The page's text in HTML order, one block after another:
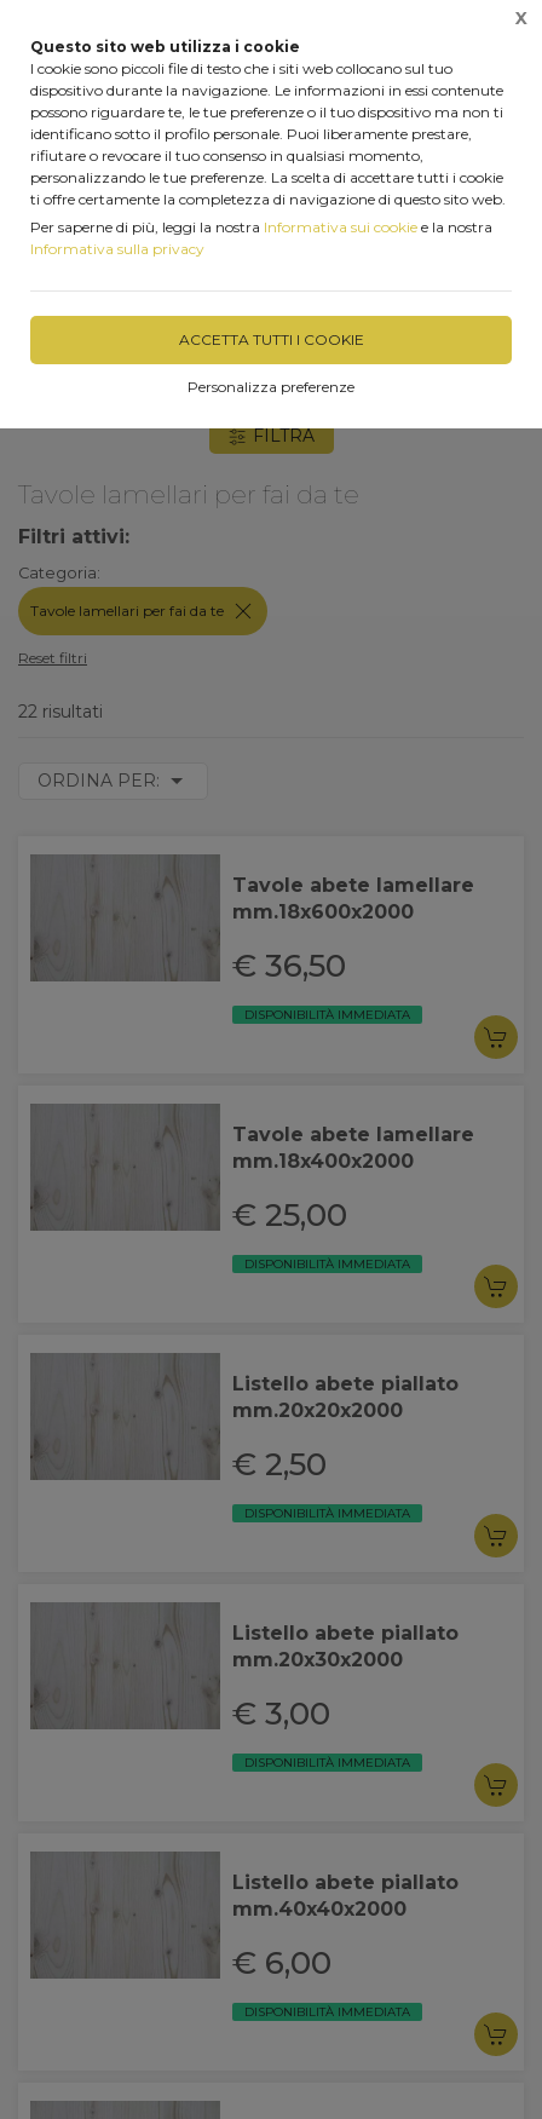
Questo sito web utilizza i cookie
I cookie sono piccoli file di testo che i siti web collocano sul tuo
dispositivo durante la navigazione. Le informazioni in essi contenute
possono riguardare te, le tue preferenze o il tuo dispositivo ma non ti
identificano sotto il profilo personale. Puoi liberamente prestare,
rifiutare o revocare il tuo consenso in qualsiasi momento,
personalizzando le tue preferenze. La scelta di accettare tutti i cookie
ti offre certamente la completezza di navigazione di questo sito web.
Per saperne di più, leggi la nostra Informativa sui cookie e la nostra
Informativa sulla privacy
ACCETTA TUTTI I COOKIE
Personalizza preferenze
X
Home Prodotti Tavole lamellari per fai da te
Tavole lamellari in legno massiccio di Abete a
lista unica, giuntura a pettine visibile solo nelle
Ideali come mensole, ripiani di mobili strutture di
armadi.
FILTRA
Tavole lamellari per fai da te
Filtri attivi:
Categoria:
Tavole lamellari per fai da te
Reset filtri
22 risultati
ORDINA PER:
Tavole abete lamellare
mm.18x600x2000
€ 36,50
DISPONIBILITÀ IMMEDIATA
Tavole abete lamellare
mm.18x400x2000
€ 25,00
DISPONIBILITÀ IMMEDIATA
Listello abete piallato
mm.20x20x2000
€ 2,50
DISPONIBILITÀ IMMEDIATA
Listello abete piallato
mm.20x30x2000
€ 3,00
DISPONIBILITÀ IMMEDIATA
Listello abete piallato
mm.40x40x2000
€ 6,00
DISPONIBILITÀ IMMEDIATA